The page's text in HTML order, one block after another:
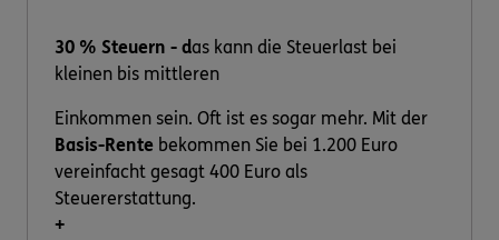
30 % Steuern - das kann die Steuerlast bei
kleinen bis mittleren
Einkommen sein. Oft ist es sogar mehr. Mit der
Basis-Rente bekommen Sie bei 1.200 Euro
vereinfacht gesagt 400 Euro als
Steuererstattung.
+